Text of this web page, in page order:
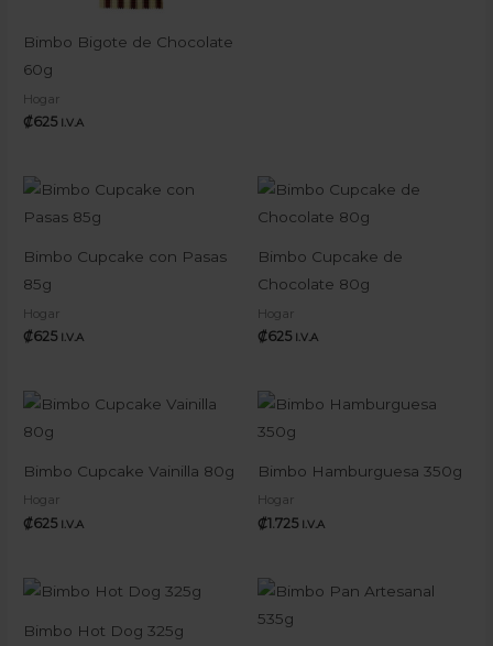
Bimbo Bigote de Chocolate
60g
Hogar
₡625 I.V.A
Bimbo Cupcake con Pasas
85g
Hogar
₡625 I.V.A
Bimbo Cupcake de
Chocolate 80g
Hogar
₡625 I.V.A
Bimbo Cupcake Vainilla 80g
Hogar
₡625 I.V.A
Bimbo Hamburguesa 350g
Hogar
₡1.725 I.V.A
Bimbo Hot Dog 325g